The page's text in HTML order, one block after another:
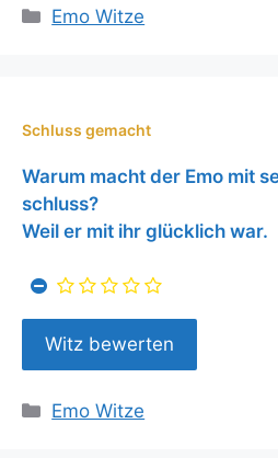
Kategorien
Emo Witze
Schluss gemacht
Warum macht der Emo mit
schluss?
Weil er mit ihr glücklich war.
Kategorien
Emo Witze